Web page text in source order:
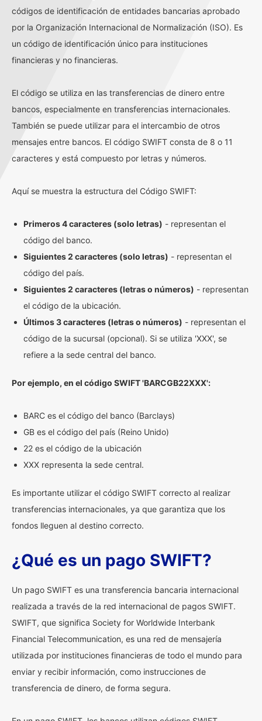
códigos de identificación de entidades bancarias aprobado
por la Organización Internacional de Normalización (ISO). Es
un código de identificación único para instituciones
financieras y no financieras.
El código se utiliza en las transferencias de dinero entre
bancos, especialmente en transferencias internacionales.
También se puede utilizar para el intercambio de otros
mensajes entre bancos. El código SWIFT consta de 8 o 11
caracteres y está compuesto por letras y números.
Aquí se muestra la estructura del Código SWIFT:
Primeros 4 caracteres (solo letras) - representan el
código del banco.
Siguientes 2 caracteres (solo letras) - representan el
código del país.
Siguientes 2 caracteres (letras o números) - representan
el código de la ubicación.
Últimos 3 caracteres (letras o números) - representan el
código de la sucursal (opcional). Si se utiliza 'XXX', se
refiere a la sede central del banco.
Por ejemplo, en el código SWIFT 'BARCGB22XXX':
BARC es el código del banco (Barclays)
GB es el código del país (Reino Unido)
22 es el código de la ubicación
XXX representa la sede central.
Es importante utilizar el código SWIFT correcto al realizar
transferencias internacionales, ya que garantiza que los
fondos lleguen al destino correcto.
¿Qué es un pago SWIFT?
Un pago SWIFT es una transferencia bancaria internacional
realizada a través de la red internacional de pagos SWIFT.
SWIFT, que significa Society for Worldwide Interbank
Financial Telecommunication, es una red de mensajería
utilizada por instituciones financieras de todo el mundo para
enviar y recibir información, como instrucciones de
transferencia de dinero, de forma segura.